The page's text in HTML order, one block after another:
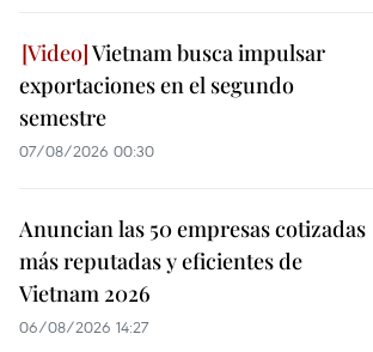
Vietnam busca impulsar
exportaciones en el segundo
semestre
07/08/2026 00:30
Anuncian las 50 empresas cotizadas
más reputadas y eficientes de
Vietnam 2026
06/08/2026 14:27